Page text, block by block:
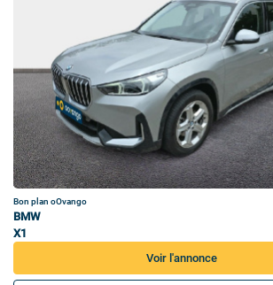
Bon plan oOvango
BMW
X1
Voir l'annonce